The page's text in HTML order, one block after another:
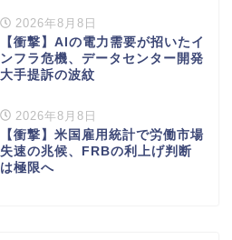
2026年8月8日
【衝撃】AIの電力需要が招いたイ
ンフラ危機、データセンター開発
大手提訴の波紋
2026年8月8日
【衝撃】米国雇用統計で労働市場
失速の兆候、FRBの利上げ判断
は極限へ